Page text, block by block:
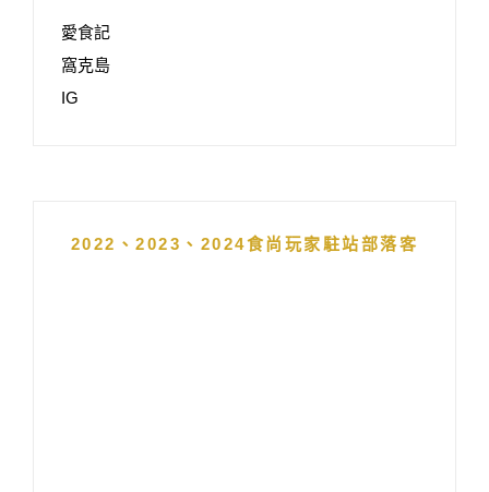
愛食記
窩克島
IG
2022、2023、2024食尚玩家駐站部落客